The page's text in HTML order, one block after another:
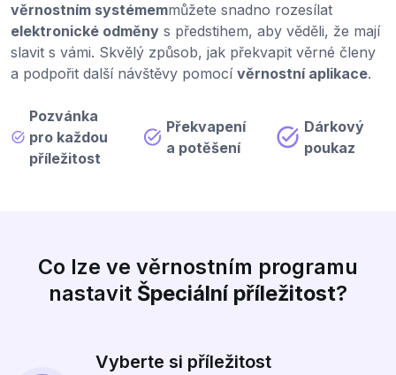
věrnostním systémemmůžete snadno rozesílat
elektronické odměny s předstihem, aby věděli, že mají
slavit s vámi. Skvělý způsob, jak překvapit věrné členy
a podpořit další návštěvy pomocí věrnostní aplikace.
Pozvánka
pro každou
příležitost
Překvapení
a potěšení
Dárkový
poukaz
Co lze ve věrnostním programu
nastavit Špeciální příležitost?
Vyberte si příležitost